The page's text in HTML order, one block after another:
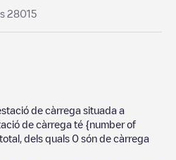
28015
de càrrega situada a
de càrrega té {number of
dels quals 0 són de càrrega